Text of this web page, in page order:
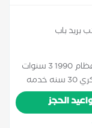
بريد باب
بكالوريوس طب و جراحه 1981 دبلوم جراحه عظام 1990 3 سنوات
خدمة ظابط احتياط في مستشفى غمره العسكري 30 سنه خدمه
جنوب سيناء, 27 سنه في مستشفى إمبابة
الحجز